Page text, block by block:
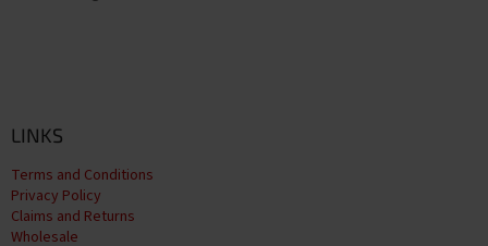
LINKS
Terms and Conditions
Privacy Policy
Claims and Returns
Wholesale